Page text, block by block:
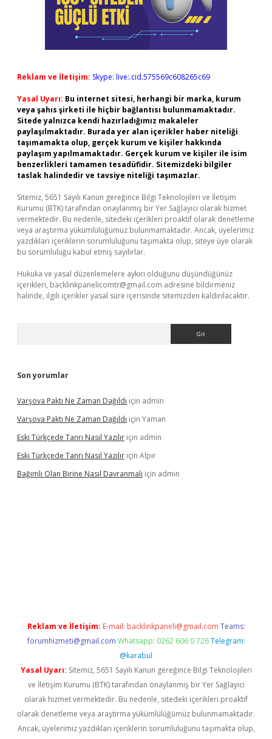
Reklam ve İletişim: Skype: live:.cid.575569c608265c69
Yasal Uyarı: Bu internet sitesi, herhangi bir marka, kurum
veya şahıs şirketi ile hiçbir bağlantısı bulunmamaktadır.
Sitede yalnızca kendi hazırladığımız makaleler
paylaşılmaktadır. Burada yer alan içerikler haber niteliği
taşımamakta olup, gerçek kurum ve kişiler hakkında
paylaşım yapılmamaktadır. Gerçek kurum ve kişiler ile isim
benzerlikleri tamamen tesadüfidir. Sitemizdeki bilgiler
taslak halindedir ve tavsiye niteliği taşımazlar.
Sitemiz, 5651 Sayılı Kanun gereğince Bilgi Teknolojileri ve İletişim
Kurumu (BTK) tarafından onaylanmış bir Yer Sağlayıcı olarak hizmet
vermektedir. Bu nedenle, sitedeki içerikleri proaktif olarak denetleme
veya araştırma yükümlülüğümüz bulunmamaktadır. Ancak, üyelerimiz
yazdıkları içeriklerin sorumluluğunu taşımakta olup, siteye üye olarak
bu sorumluluğu kabul etmiş sayılırlar.
Hukuka ve yasal düzenlemelere aykırı olduğunu düşündüğünüz
içerikleri, backlinkpanelicomtr@gmail.com adresine bildirmeniz
halinde, ilgili içerikler yasal süre içerisinde sitemizden kaldırılacaktır.
Son yorumlar
Varşova Paktı Ne Zaman Dağıldı için admin
Varşova Paktı Ne Zaman Dağıldı için Yaman
Eski Türkçede Tanrı Nasıl Yazılır için admin
Eski Türkçede Tanrı Nasıl Yazılır için Alpır
Bağımlı Olan Birine Nasıl Davranmalı için admin
Reklam ve İletişim: E-mail: backlinkpaneli@gmail.com Teams:
forumhizmeti@gmail.com Whatsapp: 0262 606 0 726 Telegram:
@karabul
Yasal Uyarı: Sitemiz, 5651 Sayılı Kanun gereğince Bilgi Teknolojileri
ve İletişim Kurumu (BTK) tarafından onaylanmış bir Yer Sağlayıcı
olarak hizmet vermektedir. Bu nedenle, sitedeki içerikleri proaktif
olarak denetleme veya araştırma yükümlülüğümüz bulunmamaktadır.
Ancak, üyelerimiz yazdıkları içeriklerin sorumluluğunu taşımakta olup,